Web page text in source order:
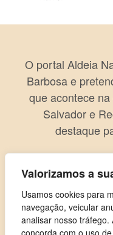
Valorizamos a
Usamos cookies para
navegação, veicular
analisar nosso tráfego.
concorda com o uso de
O portal Aldeia
Barbosa e
que acontece
Salvador e
destaque